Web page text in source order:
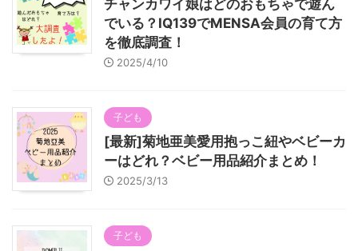
チャンカワイ娘はどのおもちゃで遊ん
でいる？IQ139でMENSA会員の育て方
を徹底調査！
2025/4/10
子ども
[最新]菊地亜美愛用抱っこ紐やベビーカ
ーはどれ？ベビー用品紹介まとめ！
2025/3/13
子ども